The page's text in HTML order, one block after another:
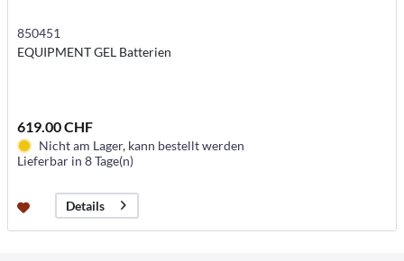
850451
EQUIPMENT GEL Batterien
619.00 CHF
Nicht am Lager, kann bestellt werden
Lieferbar in 8 Tage(n)
Details